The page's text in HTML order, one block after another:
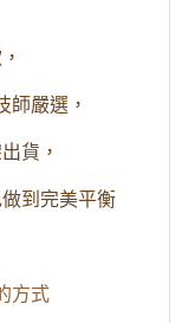
師嚴選，
貨，
到完美平衡
方式